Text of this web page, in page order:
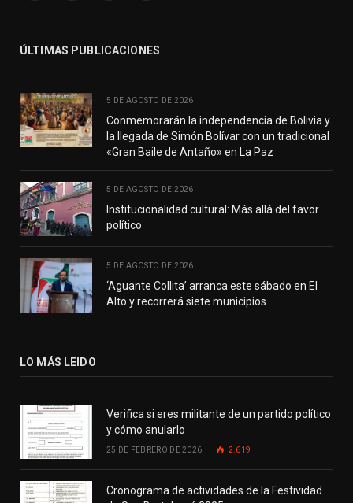
ÚLTIMAS PUBLICACIONES
5 DE AGOSTO DE 2026
Conmemorarán la independencia de Bolivia y
la llegada de Simón Bolívar con un tradicional
«Gran Baile de Antaño» en La Paz
5 DE AGOSTO DE 2026
Institucionalidad cultural: Más allá del favor
político
5 DE AGOSTO DE 2026
‘Aguante Collita’ arranca este sábado en El
Alto y recorrerá siete municipios
LO MÁS LEIDO
Verifica si eres militante de un partido político
y cómo anularlo
25 DE FEBRERO DE 2026 2.619
Cronograma de actividades de la Festividad